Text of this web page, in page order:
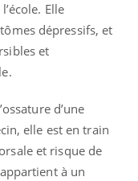
Elle
dépressifs, et
et
d’une
elle est en train
et risque de
à un